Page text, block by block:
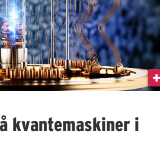
kvantemaskiner i